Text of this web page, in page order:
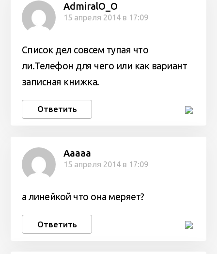
AdmiralO_O
15 апреля 2014 в 17:09
Список дел совсем тупая что
ли.Телефон для чего или как вариант
записная книжка.
Ответить
Ааааа
15 апреля 2014 в 17:09
а линейкой что она меряет?
Ответить